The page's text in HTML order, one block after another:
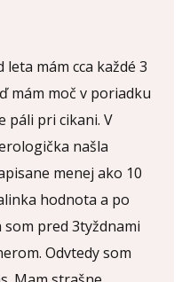
"pohlavné" (*):
mám cca každé 3
mám moč v poriadku
páli pri cikani. V
našla
menej ako 10
hodnota a po
pred 3tyždnami
Odvtedy som